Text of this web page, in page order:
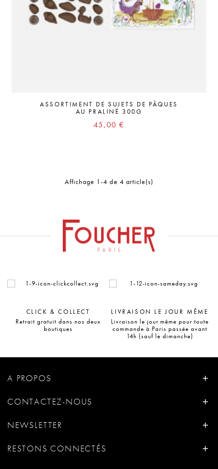
ASSORTIMENT DE SUJETS DE PÂQUES
AU PRALINÉ 300G
Prix
45,00 €
Affichage 1-4 de 4 article(s)
CLICK & COLLECT
Retrait gratuit dans nos deux
boutiques
LIVRAISON LE JOUR MÊME
Livraison le jour même pour toute
commande à Paris passée avant
14h (sauf le dimanche)
A PROPOS
CONTACTEZ-NOUS
NEWSLETTER
RESTONS CONNECTÉS